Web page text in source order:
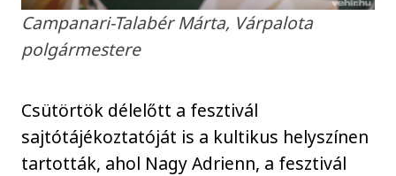
Campanari-Talabér Márta, Várpalota
polgármestere
Csütörtök délelőtt a fesztivál
sajtótájékoztatóját is a kultikus helyszínen
tartották, ahol Nagy Adrienn, a fesztivál